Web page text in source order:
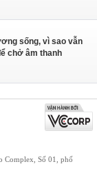
sống, vì sao vẫn
chở âm thanh
Complex, Số 01, phố